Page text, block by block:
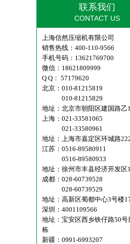
联系我们
CONTACT US
上海信然压缩机有限公司
销售热线：400-110-9566
手机号码：13621769700
微信：18621809999
Q Q： 57179620
北京：010-81215819
010-81215829
地址：北京市朝阳区建国路乙
上海：021-33581065
021-33580961
地址：上海市嘉定区环城路
江苏：0516-89580911
0516-89580933
地址：徐州市丰县经济开发区
成都：028-60739528
028-60739529
地址：高新区蜀都中心3号楼
深圳：4001109566
地址：宝安区西乡铁仔路50号
栋
新疆：0991-6993207